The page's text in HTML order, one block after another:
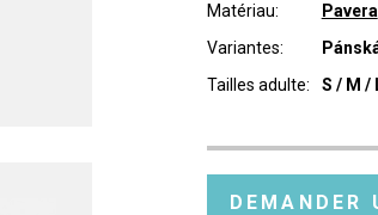
Matériau:
Pavera
Variantes:
Tailles adulte:
S / M /
DEMANDER